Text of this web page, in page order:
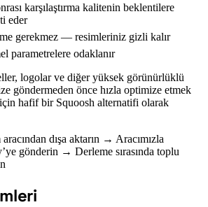
karşılaştırma kalitenin beklentilere
eder
gerekmez — resimleriniz gizli kalır
parametrelere odaklanır
logolar ve diğer yüksek görünürlüklü
göndermeden önce hızla optimize etmek
hafif bir Squoosh alternatifi olarak
aracından dışa aktarın → Aracımızla
gönderin → Derleme sırasında toplu